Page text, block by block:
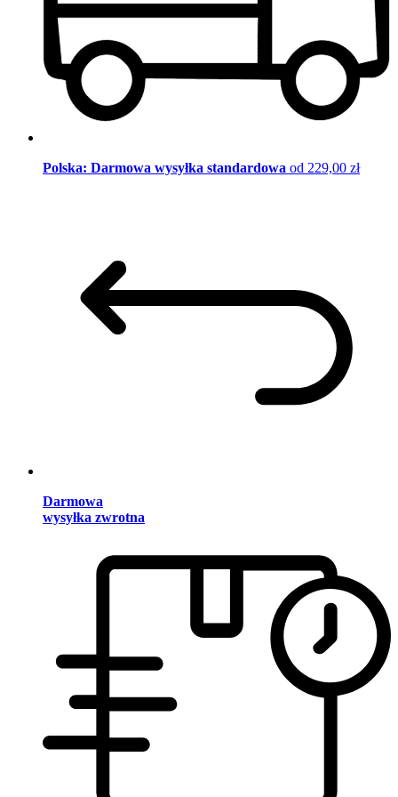
Polska: Darmowa wysyłka standardowa od 229,00 zł
Darmowa
wysyłka zwrotna